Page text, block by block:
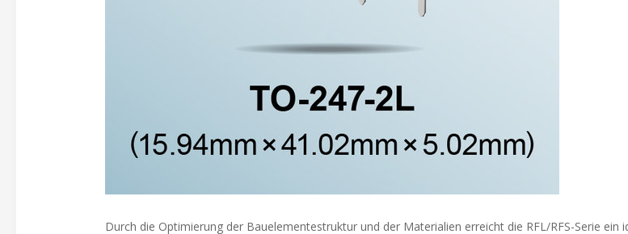
Durch die Optimierung der Bauelementestruktur und der Materialien erreicht die RFL/RFS-Serie ein